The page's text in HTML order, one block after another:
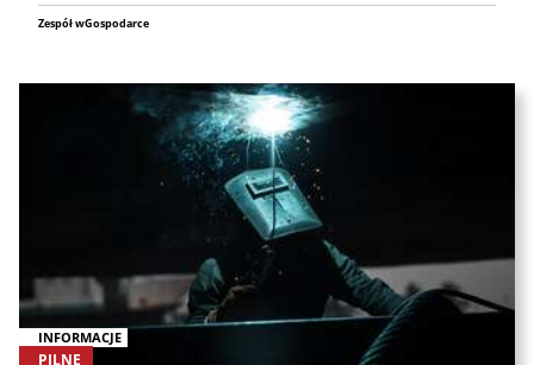
Zespół wGospodarce
INFORMACJE
PILNE